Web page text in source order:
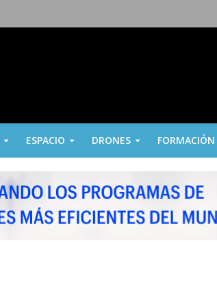
ESPACIO DRONES FORMACIÓN